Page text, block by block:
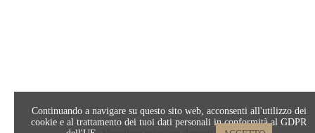
Continuando a navigare su questo sito web, acconsenti all'utilizzo dei
cookie e al trattamento dei tuoi dati personali in conformità al GDPR